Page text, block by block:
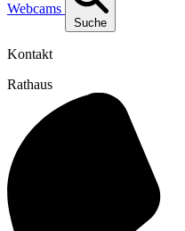
Webcams
Suche
Kontakt
Rathaus